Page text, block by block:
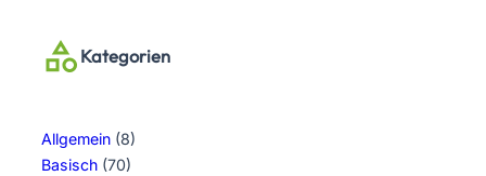
Kategorien
Allgemein (8)
Basisch (70)